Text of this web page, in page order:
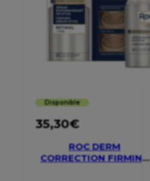
Disponible
35,30€
ROC DERM
CORRECTION FIRMING